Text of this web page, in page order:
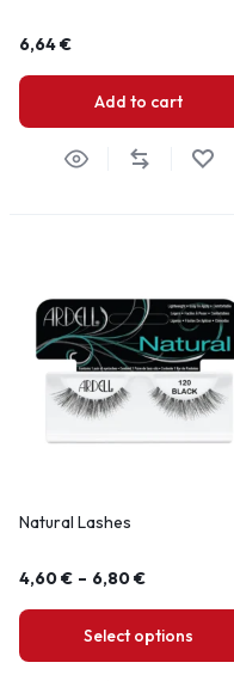
6,64€
Add to cart
Natural Lashes
4,60€ – 6,80€
Select options